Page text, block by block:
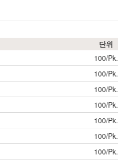
단위
100/Pk.
100/Pk.
100/Pk.
100/Pk.
100/Pk.
100/Pk.
100/Pk.